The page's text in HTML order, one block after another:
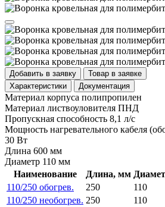
Добавить в заявку
Товар в заявке
Характеристики
Документация
Материал корпуса полипропилен
Материал листвоуловителя ПНД
Пропускная способность 8,1 л/с
Мощность нагревательного кабеля
30 Вт
Длина 600 мм
Диаметр 110 мм
Наименование
Длина, мм
110/250 обогрев.
250
110
110/250 необогрев. 250
110